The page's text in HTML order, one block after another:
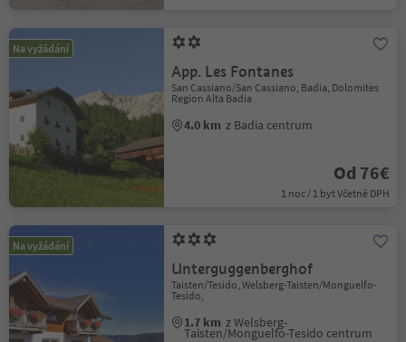
Na vyžádání
App. Les Fontanes
San Cassiano/San Cassiano, Badia, Dolomites
Region Alta Badia
4.0 km z Badia centrum
Od 76€
1 noc / 1 byt Včetně DPH
Na vyžádání
Unterguggenberghof
Taisten/Tesido, Welsberg-Taisten/Monguelfo-
Tesido,
1.7 km z Welsberg-
Taisten/Monguelfo-Tesido centrum